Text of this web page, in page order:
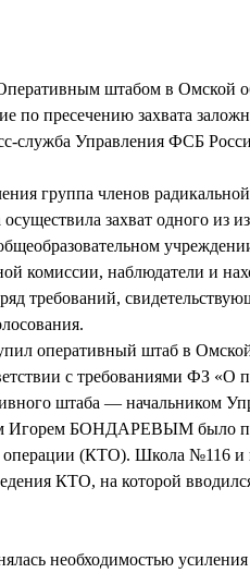
штабом в Омской
по пресечению захвата
служба Управления ФСБ
группа членов
захват одного из
комиссии, наблюдатели и
требований,
оперативный штаб в
с требованиями ФЗ «О
штаба — начальником
Игорем БОНДАРЕВЫМ было
операции (КТО). Школа №116
КТО, на которой
необходимостью усиления